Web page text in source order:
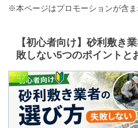
※本ページはプロモーションが含
【初心者向け】砂利敷き
敗しない5つのポイントと
ブログ